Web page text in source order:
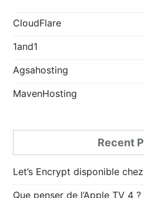
CloudFlare
1and1
Agsahosting
MavenHosting
Recent
Let’s Encrypt disponible
Que penser de l’Apple TV 4